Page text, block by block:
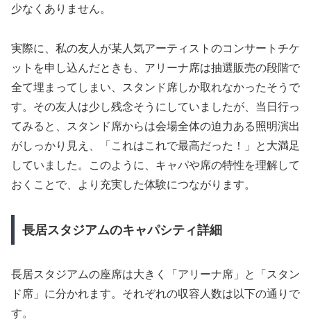
少なくありません。
実際に、私の友人が某人気アーティストのコンサートチケ
ットを申し込んだときも、アリーナ席は抽選販売の段階で
全て埋まってしまい、スタンド席しか取れなかったそうで
す。その友人は少し残念そうにしていましたが、当日行っ
てみると、スタンド席からは会場全体の迫力ある照明演出
がしっかり見え、「これはこれで最高だった！」と大満足
していました。このように、キャパや席の特性を理解して
おくことで、より充実した体験につながります。
長居スタジアムのキャパシティ詳細
長居スタジアムの座席は大きく「アリーナ席」と「スタン
ド席」に分かれます。それぞれの収容人数は以下の通りで
す。